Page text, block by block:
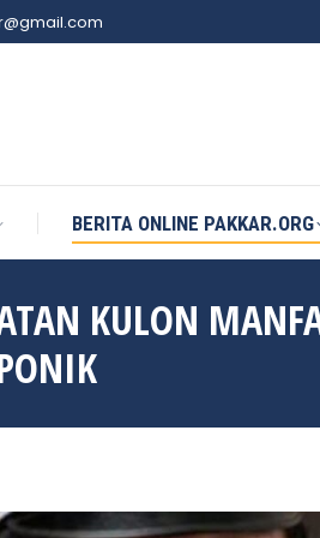
BERITA ONLINE PAKKAR.ORG
KULON
BERITA ONLINE PAKKAR.ORG